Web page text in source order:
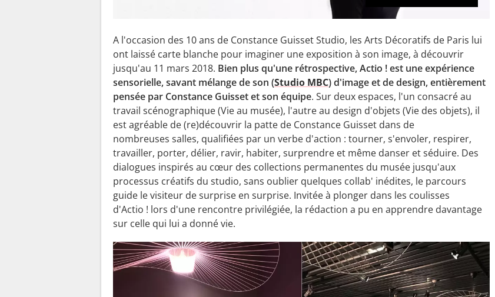
A l'occasion des 10 ans de Constance Guisset Studio, les Arts Décoratifs de Paris lui
ont laissé carte blanche pour imaginer une exposition à son image, à découvrir
jusqu'au 11 mars 2018. Bien plus qu'une rétrospective, Actio ! est une expérience
sensorielle, savant mélange de son (Studio MBC) d'image et de design, entièrement
pensée par Constance Guisset et son équipe. Sur deux espaces, l'un consacré au
travail scénographique (Vie au musée), l'autre au design d'objets (Vie des objets), il
est agréable de (re)découvrir la patte de Constance Guisset dans de
nombreuses salles, qualifiées par un verbe d'action : tourner, s'envoler, respirer,
travailler, porter, délier, ravir, habiter, surprendre et même danser et séduire. Des
dialogues inspirés au cœur des collections permanentes du musée jusqu'aux
processus créatifs du studio, sans oublier quelques collab' inédites, le parcours
guide le visiteur de surprise en surprise. Invitée à plonger dans les coulisses
d'Actio ! lors d'une rencontre privilégiée, la rédaction a pu en apprendre davantage
sur celle qui lui a donné vie.